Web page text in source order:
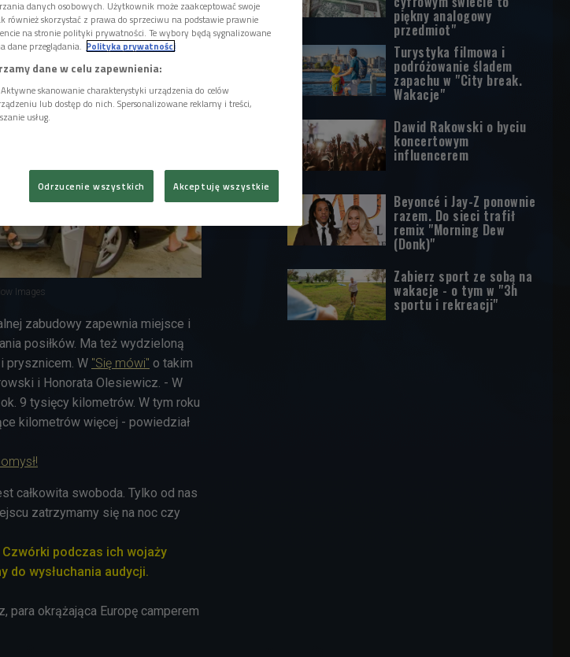
Images
zabudowy zapewnia miejsce i
posiłków. Ma też wydzieloną
prysznicem. W "Się mówi" o takim
i Honorata Olesiewicz. - W
9 tysięcy kilometrów. W tym roku
kilometrów więcej - powiedział
całkowita swoboda. Tylko od nas
zatrzymamy się na noc czy
podczas ich wojaży
do wysłuchania audycji.
para okrążająca Europę camperem
piękny analogowy
przedmiot"
Turystyka filmowa i
podróżowanie śladem
zapachu w "City break.
Wakacje"
Dawid Rakowski o byciu
koncertowym
influencerem
Beyoncé i Jay-Z ponownie
razem. Do sieci trafił
remix "Morning Dew
(Donk)"
Zabierz sport ze sobą na
wakacje - o tym w "3h
sportu i rekreacji"
danych osobowych. Użytkownik może zaakceptować swoje
skorzystać z prawa do sprzeciwu na podstawie prawnie
na stronie polityki prywatności. Te wybory będą sygnalizowane
dane przeglądania. Polityka prywatności
dane w celu zapewnienia:
skanowanie charakterystyki urządzenia do celów
lub dostęp do nich. Spersonalizowane reklamy i treści,
usług.
Odrzucenie wszystkich Akceptuję wszystkie